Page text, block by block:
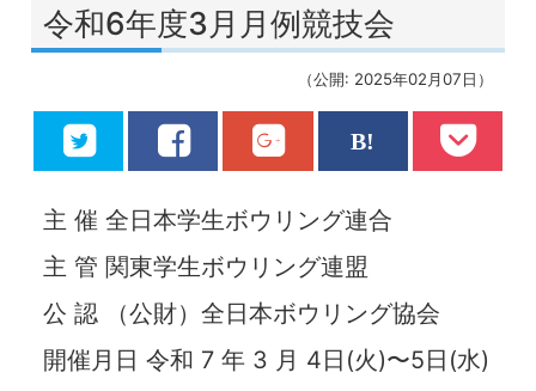
令和6年度3月月例競技会
（公開: 2025年02月07日）
主 催 全日本学生ボウリング連合
主 管 関東学生ボウリング連盟
公 認 （公財）全日本ボウリング協会
開催月日 令和 7 年 3 月 4日(火)〜5日(水)